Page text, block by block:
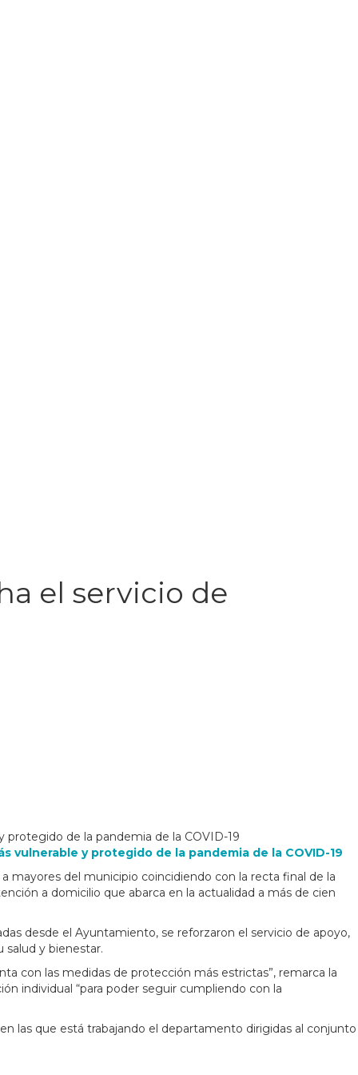
el servicio de
protegido de la pandemia de la COVID-19
vulnerable y protegido de la pandemia de la COVID-19
mayores del municipio coincidiendo con la recta final de la
a domicilio que abarca en la actualidad a más de cien
desde el Ayuntamiento, se reforzaron el servicio de apoyo,
salud y bienestar.
con las medidas de protección más estrictas”, remarca la
individual “para poder seguir cumpliendo con la
las que está trabajando el departamento dirigidas al conjunto